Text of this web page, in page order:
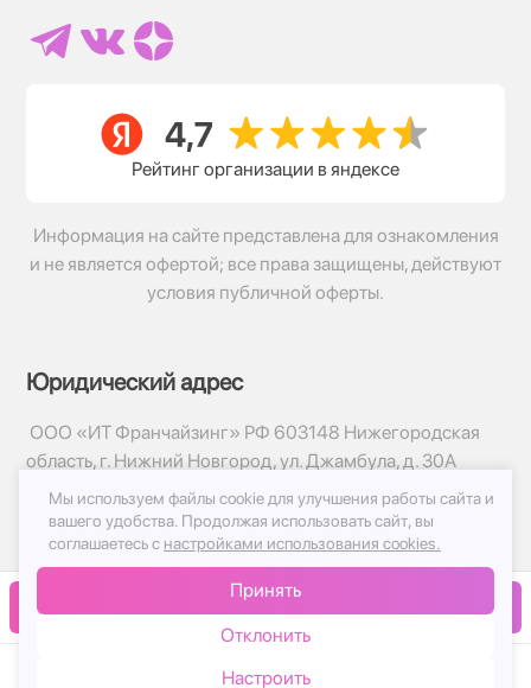
В корзину
Рейтинг организации в яндексе
Информация на сайте представлена для ознакомления
и не является офертой; все права защищены, действуют
условия публичной оферты.
Юридический адрес
ООО «ИТ Франчайзинг» РФ 603148 Нижегородская
область, г. Нижний Новгород, ул. Джамбула, д. 30А
© 2017-2026г, База Цветов 24.ру
Политика конфиденциальности
Публичная оферта
Мы используем файлы cookie для улучшения работы сайта и
вашего удобства. Продолжая использовать сайт, вы
соглашаетесь с настройками использования cookies.
Принять
Отклонить
Настроить